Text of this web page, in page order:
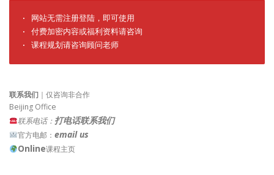
· 网站无需注册登陆，即可使用
· 付费加密内容或福利资料请咨询
· 课程规划请咨询顾问老师
联系我们 ｜仅咨询非合作
Beijing Office
联系电话： 打电话联系我们
官方电邮： email us
Online课程主页